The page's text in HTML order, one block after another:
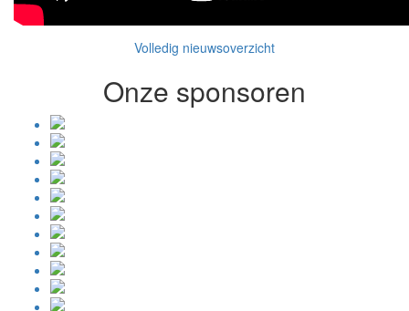
Volledig nieuwsoverzicht
Onze sponsoren